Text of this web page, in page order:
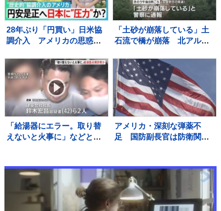
ーニング】
28年ぶり「円買い」日米協
調介入 アメリカの思惑
力”か？【サンデーモーニン
グ】
「土砂が崩落している」土
石流で橋が崩落 北アルプ
に登山客など約390人が孤
立状態 長野
「給湯器にエラー。取り替
えないと火事に」などとウ
うとしたか 建築会社社長の
男ら2人逮捕 東京・足立区
アメリカ・深刻な弾薬不
足 国防副長官は防衛関連